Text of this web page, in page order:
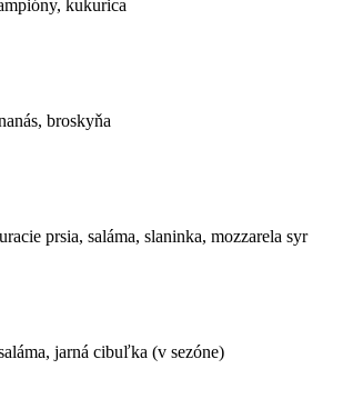
kukurica
broskyňa
prsia, saláma, slaninka, mozzarela syr
jarná cibuľka (v sezóne)